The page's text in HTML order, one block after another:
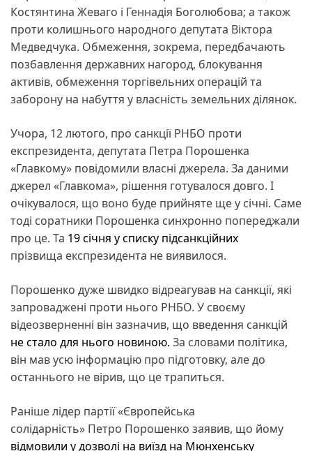
Костянтина Жеваго і Геннадія Боголюбова; а також
проти колишнього народного депутата Віктора
Медведчука. Обмеження, зокрема, передбачають
позбавлення державних нагород, блокування
активів, обмеження торгівельних операцій та
заборону на набуття у власність земельних ділянок.
Учора, 12 лютого, про санкції РНБО проти
експрезидента, депутата Петра Порошенка
«Главкому» повідомили власні джерела. За даними
джерел «Главкома», рішення готувалося довго. І
очікувалося, що воно буде прийняте ще у січні. Саме
тоді соратники Порошенка синхронно попереджали
про це. Та 19 січня у списку підсанкційних
прізвища експрезидента не виявилося.
Порошенко дуже швидко відреагував на санкції, які
запроваджені проти нього РНБО. У своєму
відеозверненні він зазначив, що введення санкцій
не стало для нього новиною. За словами політика,
він мав усю інформацію про підготовку, але до
останнього не вірив, що це трапиться.
Раніше лідер партії «Європейська
солідарність» Петро Порошенко заявив, що йому
відмовили у дозволі на виїзд на Мюнхенську